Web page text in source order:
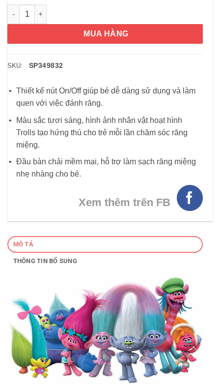
Bàn chải đánh răng trẻ em Colgate Trolls dùng pin (Xanh
MUA HÀNG
SKU: SP349832
Thiết kế nút On/Off giúp bé dễ dàng sử dụng và làm
quen với việc đánh răng.
Màu sắc tươi sáng, hình ảnh nhân vật hoạt hình
Trolls tạo hứng thú cho trẻ mỗi lần chăm sóc răng
miệng.
Đầu bàn chải mềm mại, hỗ trợ làm sạch răng miệng
nhẹ nhàng cho bé.
Xem thêm trên FB
MÔ TẢ
THÔNG TIN BỔ SUNG